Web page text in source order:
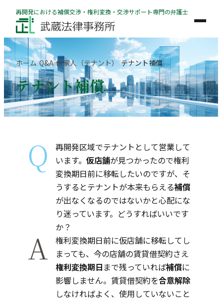
を
ス
キ
ッ
プ
再開発における補償交渉・権利変換・交渉サポート専門の弁護士
ホーム Q&A 借家人（テナント） テナント補償
テナント補償
Q
再開発区域でテナントとして営業して
います。 仮店舗が見つかったので権利
変換期日前に移転したいのですが、そ
うするとテナントが本来もらえる補償
が出なくなるのではないかと心配にな
り迷っています。どうすればいいです
か？
A
権利変換期日前に仮店舗に移転してし
まっても、今の店舗の賃貸借契約さえ
権利変換期日 まで残っていれば補償に
影響しません。賃貸借契約を合意解除
しなければよく、使用していないこと